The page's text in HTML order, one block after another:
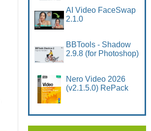
AI Video FaceSwap
2.1.0
BBTools - Shadow
2.9.8 (for Photoshop)
Nero Video 2026
(v2.1.5.0) RePack